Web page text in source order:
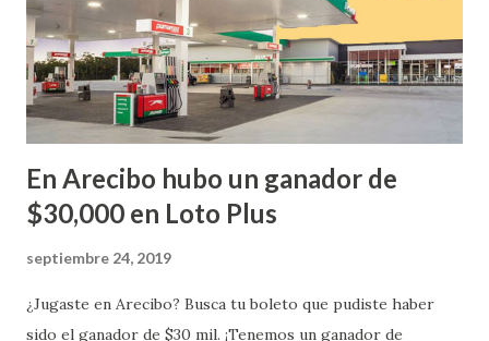
En Arecibo hubo un ganador de
$30,000 en Loto Plus
septiembre 24, 2019
¿Jugaste en Arecibo? Busca tu boleto que pudiste haber
sido el ganador de $30 mil. ¡Tenemos un ganador de